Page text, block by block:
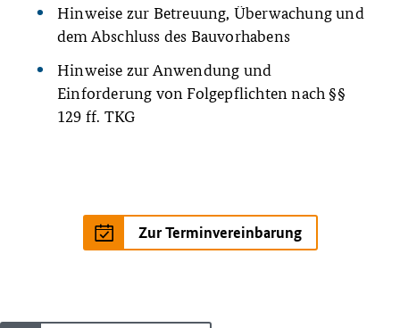
Hinweise zur Betreuung, Überwachung und
dem Abschluss des Bauvorhabens
Hinweise zur Anwendung und
Einforderung von Folgepflichten nach §§
129 ff. TKG
Zur Terminvereinbarung